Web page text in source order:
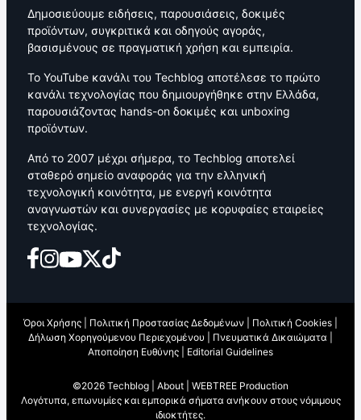
Δημοσιεύουμε ειδήσεις, παρουσιάσεις, δοκιμές
προϊόντων, συγκριτικά και οδηγούς αγοράς,
βασισμένους σε πραγματική χρήση και εμπειρία.
Το YouTube κανάλι του Techblog αποτέλεσε το πρώτο
κανάλι τεχνολογίας που δημιουργήθηκε στην Ελλάδα,
παρουσιάζοντας hands-on δοκιμές και unboxing
προϊόντων.
Από το 2007 μέχρι σήμερα, το Techblog αποτελεί
σταθερό σημείο αναφοράς για την ελληνική
τεχνολογική κοινότητα, με ενεργή κοινότητα
αναγνωστών και συνεργασίες με κορυφαίες εταιρείες
τεχνολογίας.
Όροι Χρήσης Πολιτική Προστασίας Δεδομένων Πολιτική Cookies
Δήλωση Χορηγούμενου Περιεχομένου
Πνευματικά Δικαιώματα
Αποποίηση Ευθύνης
Editorial Guidelines
©2026 Techblog | About
WEBTREE Production
Λογότυπα, επωνυμίες και εμπορικά σήματα ανήκουν στους νόμιμους
ιδιοκτήτες.